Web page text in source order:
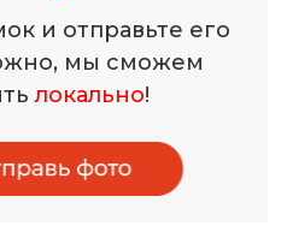
и отправьте его
мы сможем
локально!